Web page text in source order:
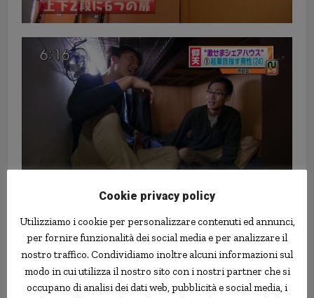
Cookie privacy policy
Utilizziamo i cookie per personalizzare contenuti ed annunci,
per fornire funzionalità dei social media e per analizzare il
nostro traffico. Condividiamo inoltre alcuni informazioni sul
modo in cui utilizza il nostro sito con i nostri partner che si
occupano di analisi dei dati web, pubblicità e social media, i